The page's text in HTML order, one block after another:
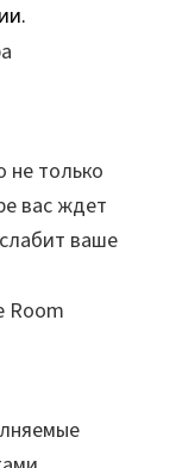
не только
вас ждет
ваше